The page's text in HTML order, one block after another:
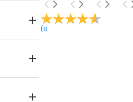
Noël(2)
(8Avis